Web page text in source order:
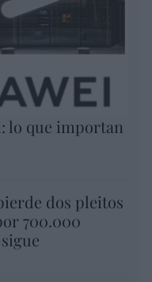
lo que importan
dos pleitos
700.000